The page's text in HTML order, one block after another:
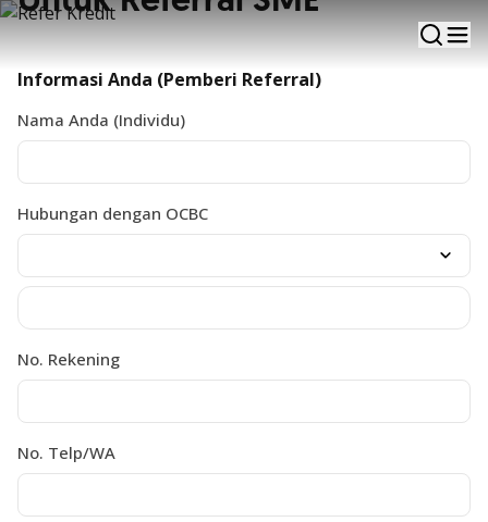
Periode hingga 31 Desember 2025
Informasi Anda (Pemberi Referral)
Nama Anda (Individu)
Hubungan dengan OCBC
No. Rekening
No. Telp/WA